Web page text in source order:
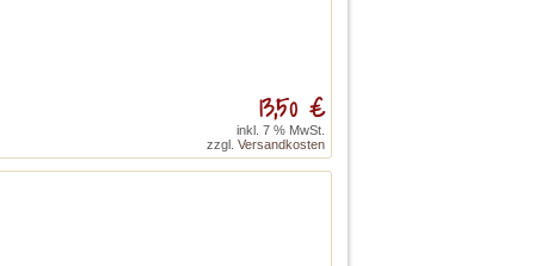
13,50 €
inkl. 7 % MwSt.
zzgl. Versandkosten